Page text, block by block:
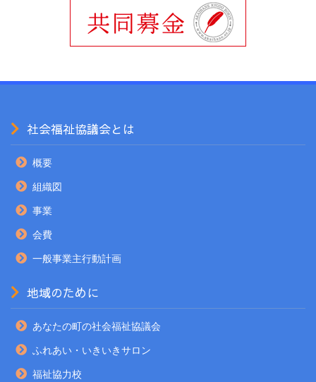
社会福祉協議会とは
概要
組織図
事業
会費
一般事業主行動計画
地域のために
あなたの町の社会福祉協議会
ふれあい・いきいきサロン
福祉協力校